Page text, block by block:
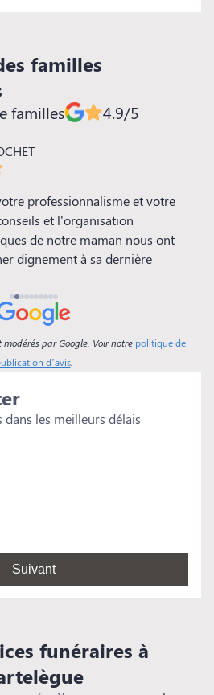
familles
familles 4.9/5
professionnalisme et votre
et l'organisation
de notre maman nous ont
dignement à sa dernière
modérés par Google. Voir notre politique de
d’avis.
les meilleurs délais
Suivant
funéraires à